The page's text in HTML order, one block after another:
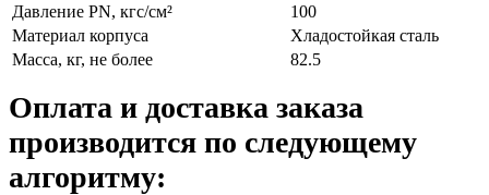
Давление PN, кгс/см²
100
Материал корпуса
Хладостойкая сталь
Масса, кг, не более
82.5
Оплата и доставка заказа
производится по следующему
алгоритму: